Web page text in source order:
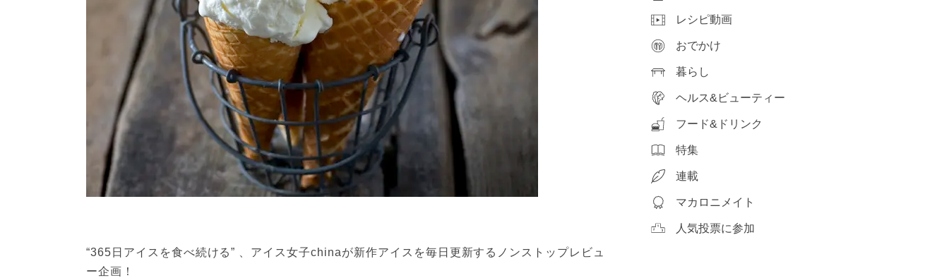
“365日アイスを食べ続ける” 、アイス女子chinaが新作アイスを毎日更新するノンストップレビュ
ー企画！
レシピ動画
おでかけ
暮らし
ヘルス&ビューティー
フード&ドリンク
特集
連載
マカロニメイト
人気投票に参加